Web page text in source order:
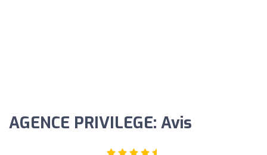
AGENCE PRIVILEGE: Avis